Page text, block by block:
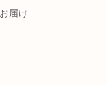
届け